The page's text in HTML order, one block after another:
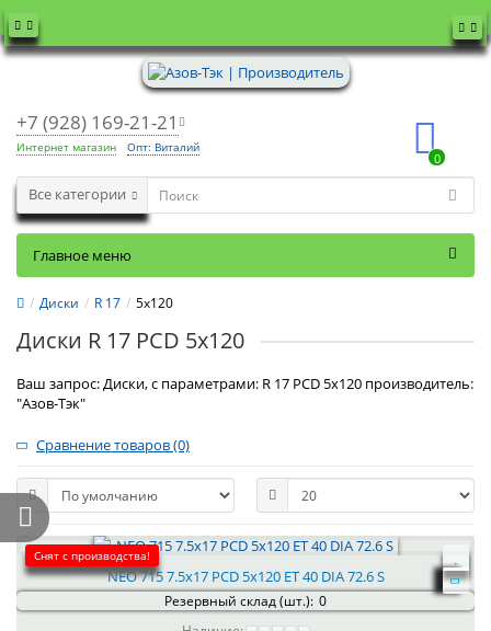
+7 (928) 169-21-21
Интернет магазин Опт: Виталий
0
Все категории
Главное меню
Диски R 17 5x120
Диски R 17 PCD 5x120
Ваш запрос: Диски, с параметрами: R 17 PCD 5x120 производитель:
"Азов-Тэк"
Сравнение товаров (0)
Снят с производства!
NEO 715 7.5x17 PCD 5x120 ET 40 DIA 72.6 S
Резервный склад (шт.): 0